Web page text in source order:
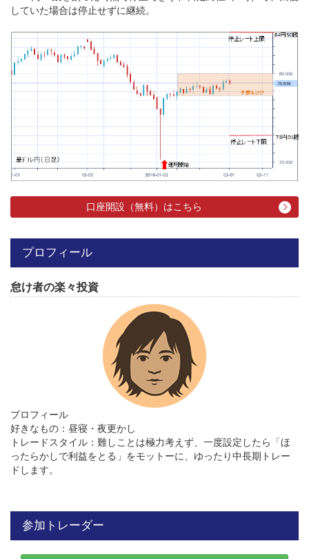
していた場合は停止せずに継続。
口座開設（無料）はこちら
プロフィール
怠け者の楽々投資
プロフィール
好きなもの：昼寝・夜更かし
トレードスタイル：難しことは極力考えず、一度設定したら「ほ
ったらかしで利益をとる」をモットーに、ゆったり中長期トレー
ドします。
参加トレーダー